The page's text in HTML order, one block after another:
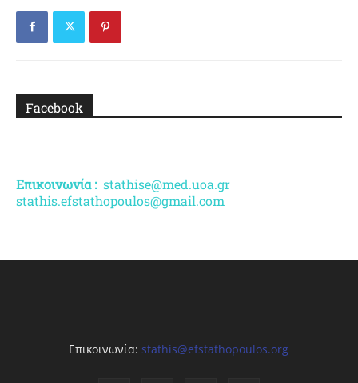
Facebook
Επικοινωνία : stathise@med.uoa.gr
stathis.efstathopoulos@gmail.com
Επικοινωνία:stathis@efstathopoulos.org